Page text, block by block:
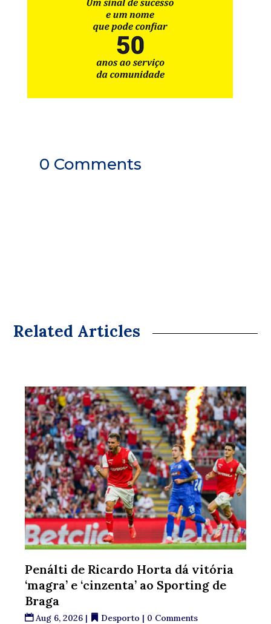
0 Comments
Related Articles
Penálti de Ricardo Horta dá vitória
‘magra’ e ‘cinzenta’ ao Sporting de
Braga
Aug 6, 2026 | Desporto | 0 Comments